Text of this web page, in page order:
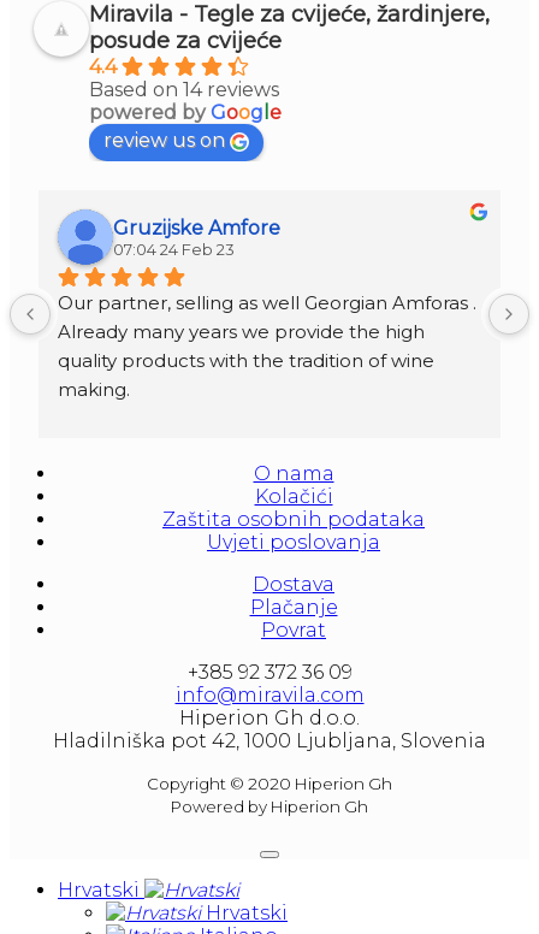
Miravila - Tegle za cvijeće, žardinjere,
posude za cvijeće
4.4
Based on 14 reviews
powered byGoog e
review us on
Gruzijske Amfore
07:04 24 Feb 23
Our partner, selling as well Georgian Amforas .
Already many years we provide the high
quality products with the tradition of wine
making.
At our partners Miravila showroom you can
O nama
Kolačići
Zaštita osobnih podataka
Uvjeti poslovanja
Dostava
Plačanje
Povrat
+385 92 372 36 09
info@miravila.com
Hiperion Gh d.o.o.
Hladilniška pot 42, 1000 Ljubljana, Slovenia
Copyright © 2020 Hiperion Gh
Powered by Hiperion Gh
Hrvatski
Hrvatski